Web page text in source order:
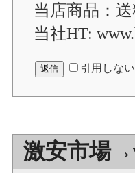
当店商品：
当社HT:
引用しない
激安市場